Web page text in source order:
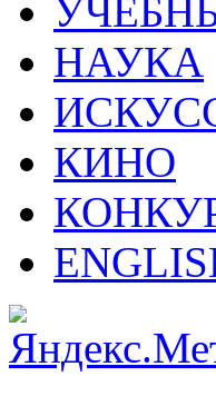
НАУКА
КИНО